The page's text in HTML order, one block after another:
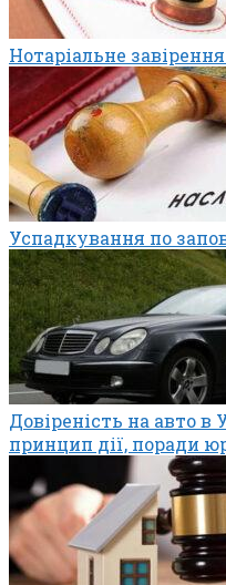
Нотаріальне
Успадкування по
Довіреність на авто в
принцип дії, поради